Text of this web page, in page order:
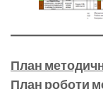
План
План роботи